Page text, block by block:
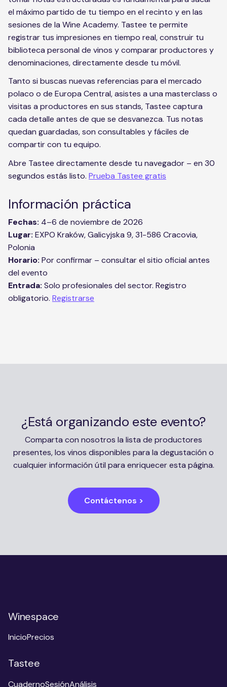
el máximo partido de tu tiempo en el recinto y en las
sesiones de la Wine Academy. Tastee te permite
registrar tus impresiones en tiempo real, construir tu
biblioteca personal de vinos y comparar productores y
denominaciones, directamente desde tu móvil.
Tanto si buscas nuevas referencias para el mercado
polaco o de Europa Central, asistes a una masterclass o
visitas a productores en sus stands, Tastee captura
cada detalle antes de que se desvanezca. Tus notas
quedan guardadas, son consultables y fáciles de
compartir con tu equipo.
Abre Tastee directamente desde tu navegador – en 30
segundos estás listo. Prueba Tastee gratis
Información práctica
Fechas: 4–6 de noviembre de 2026
Lugar: EXPO Kraków, Galicyjska 9, 31-586 Cracovia,
Polonia
Horario: Por confirmar – consultar el sitio oficial antes
del evento
Entrada: Solo profesionales del sector. Registro
obligatorio. Registrarse
¿Está organizando este evento?
Comparta con nosotros la lista de productores
presentes, los vinos disponibles para la degustación o
cualquier información útil para enriquecer esta página.
Contáctenos >
Winespace
InicioPrecios
Tastee
CuadernoSesiónAnálisis